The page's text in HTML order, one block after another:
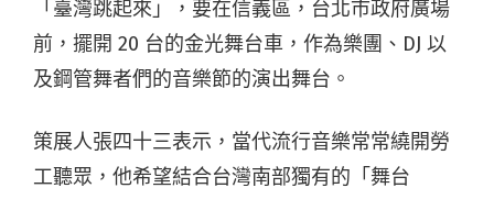
「臺灣跳起來」，要在信義區，台北市政府廣場
前，擺開 20 台的金光舞台車，作為樂團、DJ 以
及鋼管舞者們的音樂節的演出舞台。
策展人張四十三表示，當代流行音樂常常繞開勞
工聽眾，他希望結合台灣南部獨有的「舞台